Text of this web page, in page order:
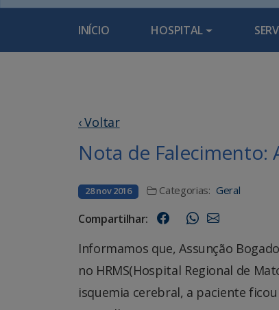
INÍCIO HOSPITAL
‹ Voltar
Nota de Falecimento:
28 nov 2016 Categorias: Geral
Compartilhar:
Informamos que, Assunção
no HRMS(Hospital Regional de
isquemia cerebral, a paciente